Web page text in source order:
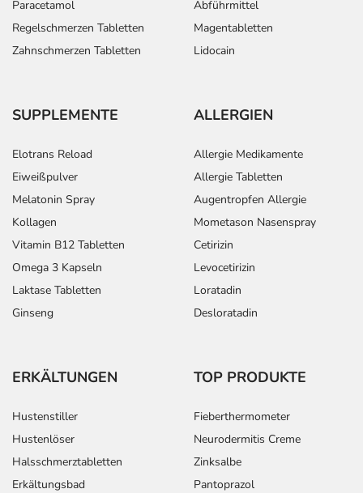
Paracetamol
Regelschmerzen Tabletten
Zahnschmerzen Tabletten
Abführmittel
Magentabletten
Lidocain
SUPPLEMENTE
Elotrans Reload
Eiweißpulver
Melatonin Spray
Kollagen
Vitamin B12 Tabletten
Omega 3 Kapseln
Laktase Tabletten
Ginseng
ALLERGIEN
Allergie Medikamente
Allergie Tabletten
Augentropfen Allergie
Mometason Nasenspray
Cetirizin
Levocetirizin
Loratadin
Desloratadin
ERKÄLTUNGEN
Hustenstiller
Hustenlöser
Halsschmerztabletten
Erkältungsbad
TOP PRODUKTE
Fieberthermometer
Neurodermitis Creme
Zinksalbe
Pantoprazol